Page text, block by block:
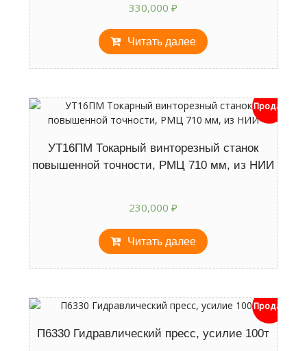
330,000₽
Читать далее
Продан
УТ16ПМ Токарный винторезный станок
повышенной точности, РМЦ 710 мм, из НИИ
230,000₽
Читать далее
Продан
П6330 Гидравлический пресс, усилие 100т